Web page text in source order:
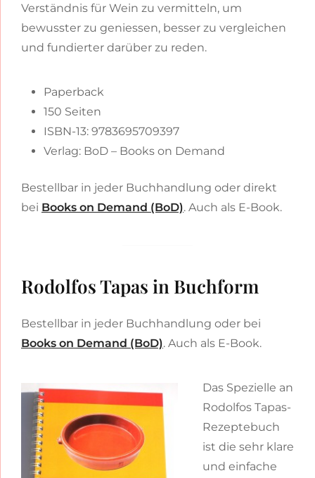
Verständnis für Wein zu vermitteln, um
bewusster zu geniessen, besser zu vergleichen
und fundierter darüber zu reden.
Paperback
150 Seiten
ISBN-13: 9783695709397
Verlag: BoD – Books on Demand
Bestellbar in jeder Buchhandlung oder direkt
bei Books on Demand (BoD). Auch als E-Book.
Rodolfos Tapas in Buchform
Bestellbar in jeder Buchhandlung oder bei
Books on Demand (BoD). Auch als E-Book.
Das Spezielle an
Rodolfos Tapas-
Rezeptebuch
ist die sehr klare
und einfache